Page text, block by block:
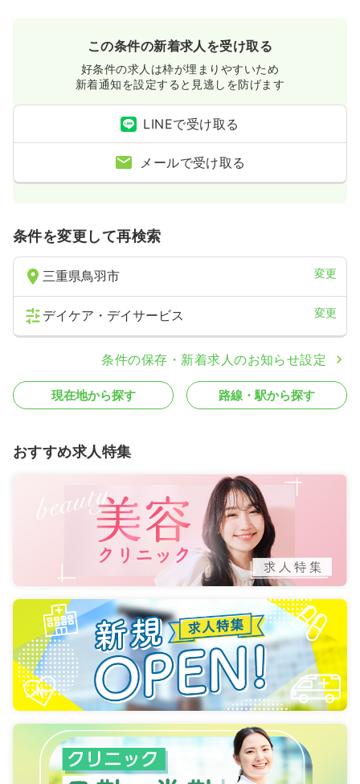
この条件の新着求人を受け取る
好条件の求人は枠が埋まりやすいため
新着通知を設定すると見逃しを防げます
LINEで受け取る
メールで受け取る
条件を変更して再検索
三重県鳥羽市 変更
デイケア・デイサービス 変更
条件の保存・新着求人のお知らせ設定
現在地から探す 路線・駅から探す
おすすめ求人特集